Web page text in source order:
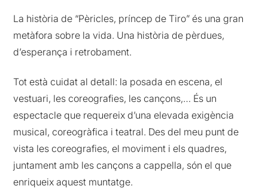
La història de “Pèricles, príncep de Tiro” és una gran
metàfora sobre la vida. Una història de pèrdues,
d’esperança i retrobament.
Tot està cuidat al detall: la posada en escena, el
vestuari, les coreografies, les cançons,… És un
espectacle que requereix d’una elevada exigència
musical, coreogràfica i teatral. Des del meu punt de
vista les coreografies, el moviment i els quadres,
juntament amb les cançons a cappella, són el que
enriqueix aquest muntatge.